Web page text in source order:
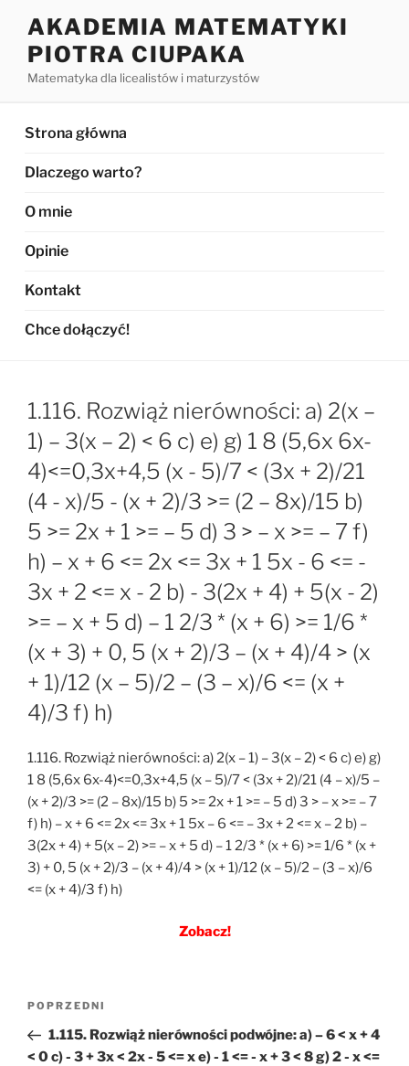
treści
AKADEMIA MATEMATYKI
PIOTRA CIUPAKA
Matematyka dla licealistów i maturzystów
Strona główna
Dlaczego warto?
O mnie
Opinie
Kontakt
Chce dołączyć!
1.116. Rozwiąż nierówności: a) 2(x –
1) – 3(x – 2) < 6 c) e) g) 1 8 (5,6x 6x-
4)<=0,3x+4,5 (x - 5)/7 < (3x + 2)/21
(4 - x)/5 - (x + 2)/3 >= (2 – 8x)/15 b)
5 >= 2x + 1 >= – 5 d) 3 > – x >= – 7 f)
h) – x + 6 <= 2x <= 3x + 1 5x - 6 <= -
3x + 2 <= x - 2 b) - 3(2x + 4) + 5(x - 2)
>= – x + 5 d) – 1 2/3 * (x + 6) >= 1/6 *
(x + 3) + 0, 5 (x + 2)/3 – (x + 4)/4 > (x
+ 1)/12 (x – 5)/2 – (3 – x)/6 <= (x +
4)/3 f) h)
1.116. Rozwiąż nierówności: a) 2(x – 1) – 3(x – 2) < 6 c) e) g)
1 8 (5,6x 6x-4)<=0,3x+4,5 (x – 5)/7 < (3x + 2)/21 (4 – x)/5 –
(x + 2)/3 >= (2 – 8x)/15 b) 5 >= 2x + 1 >= – 5 d) 3 > – x >= – 7
f) h) – x + 6 <= 2x <= 3x + 1 5x – 6 <= – 3x + 2 <= x – 2 b) –
3(2x + 4) + 5(x – 2) >= – x + 5 d) – 1 2/3 * (x + 6) >= 1/6 * (x +
3) + 0, 5 (x + 2)/3 – (x + 4)/4 > (x + 1)/12 (x – 5)/2 – (3 – x)/6
<= (x + 4)/3 f) h)
Zobacz!
Nawigacja
Poprzedni
wpis
POPRZEDNI
1.115. Rozwiąż nierówności podwójne: a) – 6 < x + 4
< 0 c) - 3 + 3x < 2x - 5 <= x e) - 1 <= - x + 3 < 8 g) 2 - x <=